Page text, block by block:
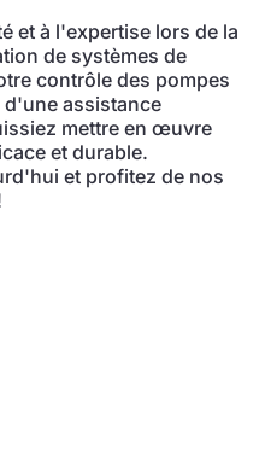
et à l'expertise lors de la
de systèmes de
contrôle des pompes
assistance
mettre en œuvre
et durable.
et profitez de nos